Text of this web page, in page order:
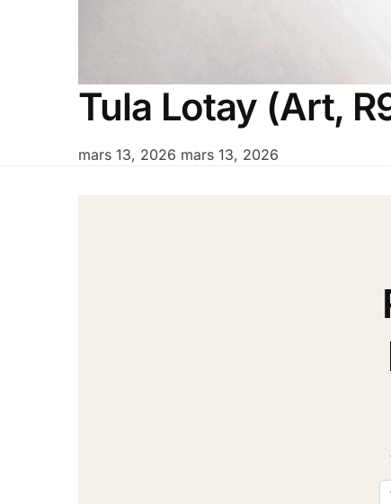
Tula Lotay (Art,
mars 13, 2026 mars 13, 2026